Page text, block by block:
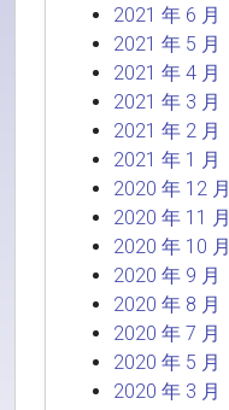
2021 年 6 月
2021 年 5 月
2021 年 4 月
2021 年 3 月
2021 年 2 月
2021 年 1 月
2020 年 12 月
2020 年 11 月
2020 年 10 月
2020 年 9 月
2020 年 8 月
2020 年 7 月
2020 年 5 月
2020 年 3 月